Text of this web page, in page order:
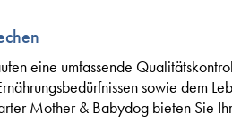
eine umfassende
sowie dem
Mother & Babydog bieten Sie